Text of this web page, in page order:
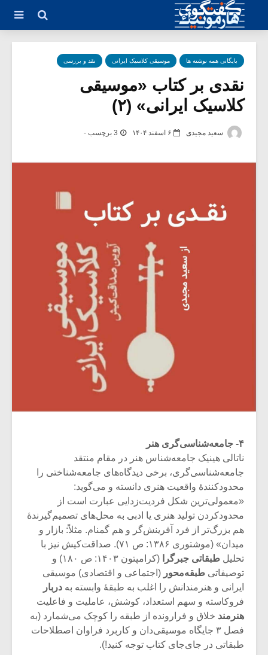
بایگانی همه نوشته ها موسیقی کلاسیک ایرانی نقد و بررسی
نقدی بر کتاب «موسیقی
کلاسیک ایرانی» (۲)
سعید مجیدی ۶ اسفند ۱۴۰۴ 3 برچسب -
۴- جامعه‌شناسی‌گری هنر
ناتالی هینیک جامعه‌شناس هنر در مقام منتقد
جامعه‌شناسی‌گری، برخی دیدگاه‌های جامعه‌‎شناختی را
محدودکنندۀ واقعیت هنری دانسته و می‌گوید:
«معمولی‌ترین شکل فردیت‌‎زدایی عبارت است از
محدودکردن تولید هنری یا ادبی به محل‌های تصمیم‌گیرندۀ
هم بزرگ‌تر از فرد آفرینش‌گر و هم گمنام. مثلاً: بازار و
میدان» (موشتوری ۱۳۸۶: ص ۷۱). صداقت‌کیش نیز با
تحلیل‌ طبقاتی جبرگرا
(کرامپتون ۱۴۰۳: ص ۱۸۰) و
توصیفاتی طبقه‌محور (اجتماعی و اقتصادی) موسیقی
ایرانی و هنرمندانش را اغلب به طبقۀ وابسته به دربار
فروکاسته و سهم استعداد، کوشش، عاملیت و فاعلیت
هنرمند خلاق و فرارونده از طبقه را کوچک می‌شمارد (به
فصل ۳ جایگاه موسیقی‌دان و کاربرد فراوان اصطلاحات
طبقاتی در جای‌جای کتاب توجه کنید!).